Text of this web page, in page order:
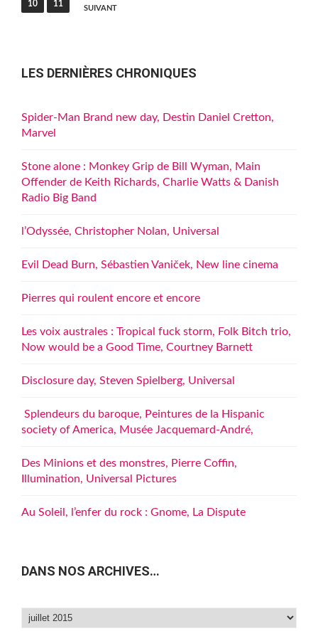
publications
10 11
SUIVANT
LES DERNIÈRES CHRONIQUES
Spider-Man Brand new day, Destin Daniel Cretton,
Marvel
Stone alone : Monkey Grip de Bill Wyman, Main
Offender de Keith Richards, Charlie Watts & Danish
Radio Big Band
l’Odyssée, Christopher Nolan, Universal
Evil Dead Burn, Sébastien Vaniček, New line cinema
Pierres qui roulent encore et encore
Les voix australes : Tropical fuck storm, Folk Bitch trio,
Now would be a Good Time, Courtney Barnett
Disclosure day, Steven Spielberg, Universal
Splendeurs du baroque, Peintures de la Hispanic
society of America, Musée Jacquemard-André,
Des Minions et des monstres, Pierre Coffin,
Illumination, Universal Pictures
Au Soleil, l’enfer du rock : Gnome, La Dispute
DANS NOS ARCHIVES…
Dans